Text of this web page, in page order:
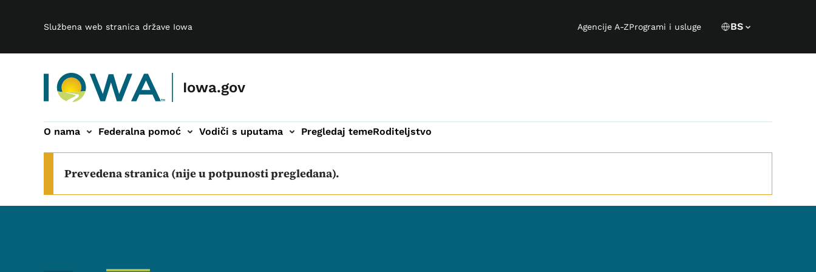
Službena web stranica države Iowa Agencije A-ZProgrami i uslugeLanguage
CURRENT
BS
Iowa.gov
O nama Federalna pomoć Vodiči s uputama Pregledaj temeRoditeljstvo
Prevedena stranica (nije u potpunosti pregledana).